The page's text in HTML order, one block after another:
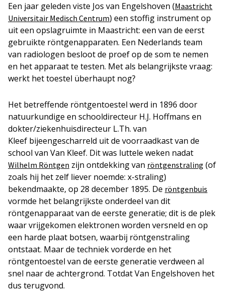
Een jaar geleden viste Jos van Engelshoven (Maastricht
Universitair Medisch Centrum) een stoffig instrument op
uit een opslagruimte in Maastricht: een van de eerst
gebruikte röntgenapparaten. Een Nederlands team
van radiologen besloot de proef op de som te nemen
en het apparaat te testen. Met als belangrijkste vraag:
werkt het toestel überhaupt nog?
Het betreffende röntgentoestel werd in 1896 door
natuurkundige en schooldirecteur H.J. Hoffmans en
dokter/ziekenhuisdirecteur L.Th. van
Kleef bijeengescharreld uit de voorraadkast van de
school van Van Kleef. Dit was luttele weken nadat
Wilhelm Röntgen zijn ontdekking van röntgenstraling (of
zoals hij het zelf liever noemde: x-straling)
bekendmaakte, op 28 december 1895. De röntgenbuis
vormde het belangrijkste onderdeel van dit
röntgenapparaat van de eerste generatie; dit is de plek
waar vrijgekomen elektronen worden versneld en op
een harde plaat botsen, waarbij röntgenstraling
ontstaat. Maar de techniek vorderde en het
röntgentoestel van de eerste generatie verdween al
snel naar de achtergrond. Totdat Van Engelshoven het
dus terugvond.